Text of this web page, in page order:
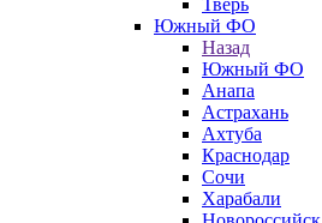
Тверь
Южный ФО
Назад
Южный ФО
Анапа
Астрахань
Ахтуба
Краснодар
Сочи
Харабали